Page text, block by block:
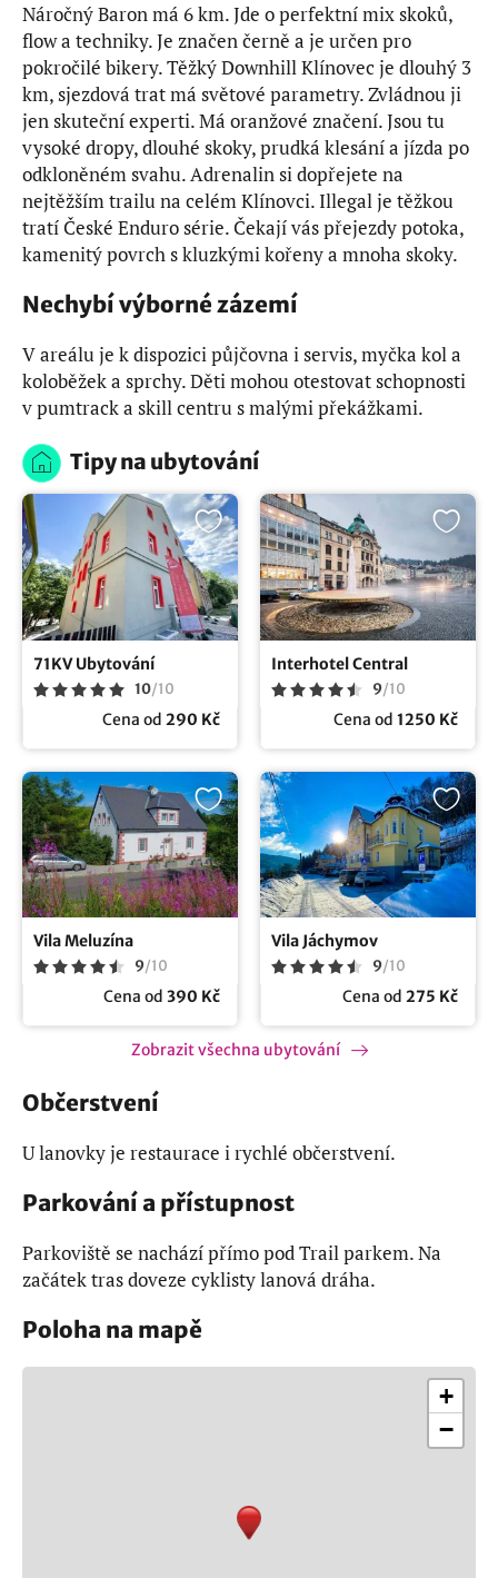
Náročný Baron má 6 km. Jde o perfektní mix skoků,
flow a techniky. Je značen černě a je určen pro
pokročilé bikery. Těžký Downhill Klínovec je dlouhý 3
km, sjezdová trat má světové parametry. Zvládnou ji
jen skuteční experti. Má oranžové značení. Jsou tu
vysoké dropy, dlouhé skoky, prudká klesání a jízda po
odkloněném svahu. Adrenalin si dopřejete na
nejtěžším trailu na celém Klínovci. Illegal je těžkou
tratí České Enduro série. Čekají vás přejezdy potoka,
kamenitý povrch s kluzkými kořeny a mnoha skoky.
Nechybí výborné zázemí
V areálu je k dispozici půjčovna i servis, myčka kol a
koloběžek a sprchy. Děti mohou otestovat schopnosti
v pumtrack a skill centru s malými překážkami.
Tipy na ubytování
71KV Ubytování
10/10
Cena od 290 Kč
Interhotel Central
9/10
Cena od 1250 Kč
Vila Meluzína
9/10
Cena od 390 Kč
Vila Jáchymov
9/10
Cena od 275 Kč
Zobrazit všechna ubytování
Občerstvení
U lanovky je restaurace i rychlé občerstvení.
Parkování a přístupnost
Parkoviště se nachází přímo pod Trail parkem. Na
začátek tras doveze cyklisty lanová dráha.
Poloha na mapě
+
−